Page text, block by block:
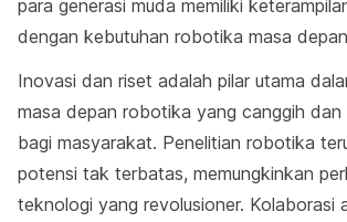
para generasi muda memiliki
dengan kebutuhan robotika masa
Inovasi dan riset adalah pilar utama
masa depan robotika yang canggih
bagi masyarakat. Penelitian robotika
potensi tak terbatas, memungkinkan
teknologi yang revolusioner. Kolaborasi